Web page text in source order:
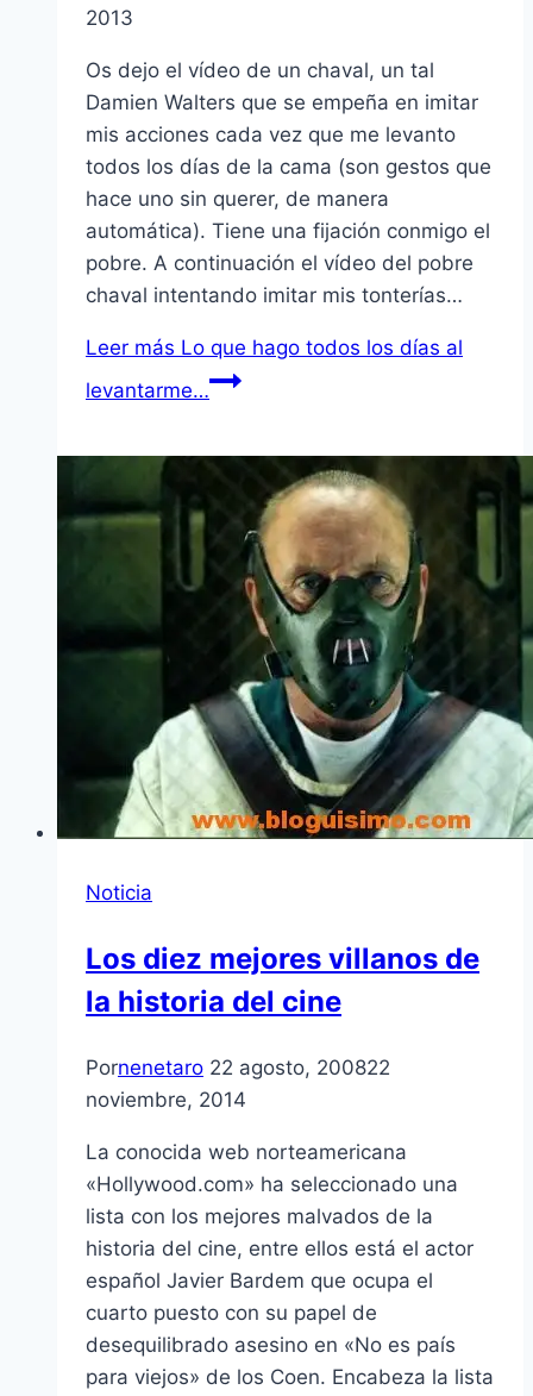
2013
Os dejo el ví­deo de un chaval, un tal
Damien Walters que se empeña en imitar
mis acciones cada vez que me levanto
todos los dí­as de la cama (son gestos que
hace uno sin querer, de manera
automática). Tiene una fijación conmigo el
pobre. A continuación el ví­deo del pobre
chaval intentando imitar mis tonterí­as…
Leer más Lo que hago todos los dí­as al
levantarme…
Noticia
Los diez mejores villanos de
la historia del cine
Pornenetaro 22 agosto, 200822
noviembre, 2014
La conocida web norteamericana
«Hollywood.com» ha seleccionado una
lista con los mejores malvados de la
historia del cine, entre ellos está el actor
español Javier Bardem que ocupa el
cuarto puesto con su papel de
desequilibrado asesino en «No es paí­s
para viejos» de los Coen. Encabeza la lista